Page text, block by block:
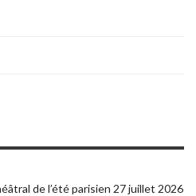
de l’été parisien 27 juillet 2026